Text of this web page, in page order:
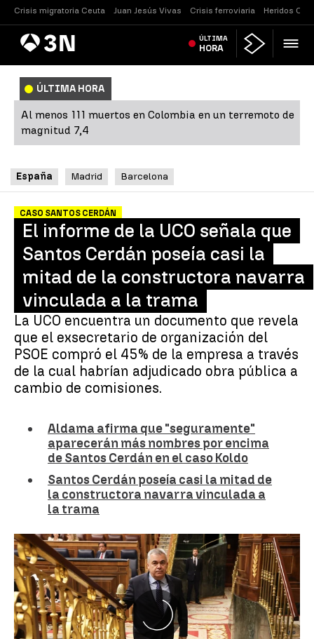
Crisis migratoria Ceuta Juan Jesús Vivas Crisis ferroviaria Heridos
AntenaNoticias ÚLTIMA
HORA
ÚLTIMA HORA
Al menos 111 muertos en Colombia en un terremoto de
magnitud 7,4
España Madrid Barcelona
CASO SANTOS CERDÁN
El informe de la UCO señala que
Santos Cerdán poseía casi la
mitad de la constructora navarra
vinculada a la trama
La UCO encuentra un documento que revela
que el exsecretario de organización del
PSOE compró el 45% de la empresa a través
de la cual habrían adjudicado obra pública a
cambio de comisiones.
Aldama afirma que "seguramente"
aparecerán más nombres por encima
de Santos Cerdán en el caso Koldo
Santos Cerdán poseía casi la mitad de
la constructora navarra vinculada a
la trama